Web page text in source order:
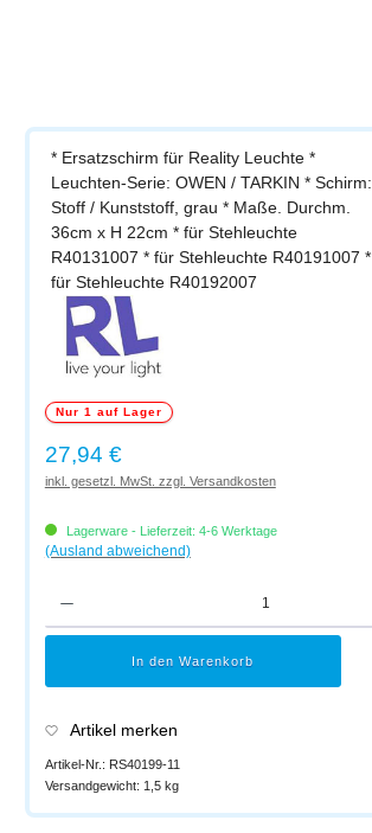
* Ersatzschirm für Reality Leuchte *
Leuchten-Serie: OWEN / TARKIN * Schirm:
Stoff / Kunststoff, grau * Maße. Durchm.
36cm x H 22cm * für Stehleuchte
R40131007 * für Stehleuchte R40191007 *
für Stehleuchte R40192007
Nur 1 auf Lager
Regulärer Preis:
27,94 €
inkl. gesetzl. MwSt. zzgl. Versandkosten
Lagerware - Lieferzeit: 4-6 Werktage
(Ausland abweichend)
In den Warenkorb
Artikel merken
Artikel-Nr.: RS40199-11
Versandgewicht: 1,5 kg